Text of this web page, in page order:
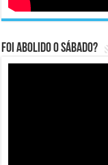
Foi abolido o sábado?